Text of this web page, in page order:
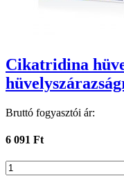
Cikatridina
Bruttó fogyasztói ár:
6 091 Ft